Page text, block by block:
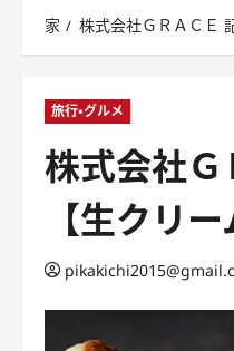
家 株式会社ＧＲＡＣＥ
旅行・グルメ
株式会社Ｇ
【生クリ